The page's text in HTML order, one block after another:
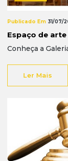
Publicado Em 31/07/
Espaço de
Conheça a
Ler Mais